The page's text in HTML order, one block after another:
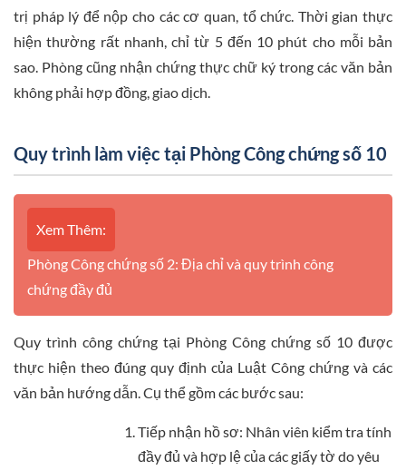
trị pháp lý để nộp cho các cơ quan, tổ chức. Thời gian thực
hiện thường rất nhanh, chỉ từ 5 đến 10 phút cho mỗi bản
sao. Phòng cũng nhận chứng thực chữ ký trong các văn bản
không phải hợp đồng, giao dịch.
Quy trình làm việc tại Phòng Công chứng số 10
Xem Thêm:
Phòng Công chứng số 2: Địa chỉ và quy trình công
chứng đầy đủ
Quy trình công chứng tại Phòng Công chứng số 10 được
thực hiện theo đúng quy định của Luật Công chứng và các
văn bản hướng dẫn. Cụ thể gồm các bước sau:
Tiếp nhận hồ sơ: Nhân viên kiểm tra tính
đầy đủ và hợp lệ của các giấy tờ do yêu